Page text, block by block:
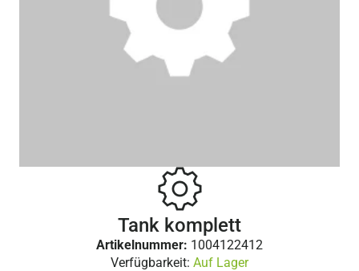
Tank komplett
Artikelnummer: 1004122412
Verfügbarkeit: Auf Lager